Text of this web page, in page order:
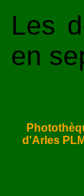
Les
en
d'Arles PLM